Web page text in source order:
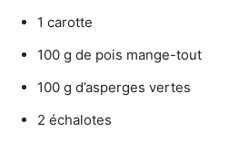
1 carotte
100 g de pois mange-tout
100 g d’asperges vertes
2 échalotes